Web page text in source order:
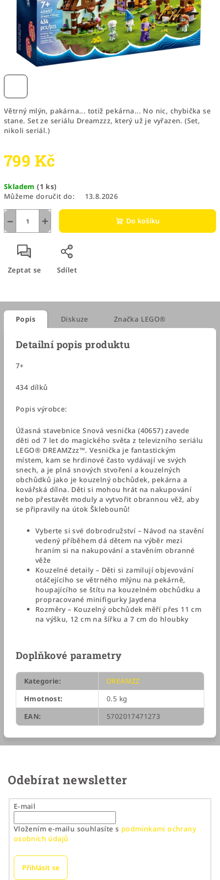
Větrný mlýn, pakárna... totiž pekárna... No nic, chybička se
stane. Set ze seriálu Dreamzzz, který už je vyřazen. (Set,
nikoli seriál.)
799 Kč
cena:
Skladem(1 ks)
Můžeme doručit do:
13.8.2026
+
− Do košíku
Zeptat se Sdílet
Popis Diskuze Značka LEGO®
Detailní popis produktu
7+
434 dílků
Popis výrobce:
Úžasná stavebnice Snová vesnička (40657) zavede
děti od 7 let do magického světa z televizního seriálu
LEGO® DREAMZzz™. Vesnička je fantastickým
místem, kam se hrdinové často vydávají ve svých
snech, a je plná snových stvoření a kouzelných
obchůdků jako je kouzelný obchůdek, pekárna a
kovářská dílna. Děti si mohou hrát na nakupování
nebo přestavět moduly a vytvořit obrannou věž, aby
se připravily na útok Šklebounů!
Vyberte si své dobrodružství – Návod na stavění
vedený příběhem dá dětem na výběr mezi
hraním si na nakupování a stavěním obranné
věže
Kouzelné detaily – Děti si zamilují objevování
otáčejícího se větrného mlýnu na pekárně,
houpajícího se štítu na kouzelném obchůdku a
propracované minifigurky Jaydena
Rozměry – Kouzelný obchůdek měří přes 11 cm
na výšku, 12 cm na šířku a 7 cm do hloubky
Doplňkové parametry
Kategorie:
DREAMZZ
Hmotnost:
0.5 kg
EAN: 5702017471273
Odebírat newsletter
E-mail
Vložením e-mailu souhlasíte s podmínkami ochrany
osobních údajů
Přihlásit se